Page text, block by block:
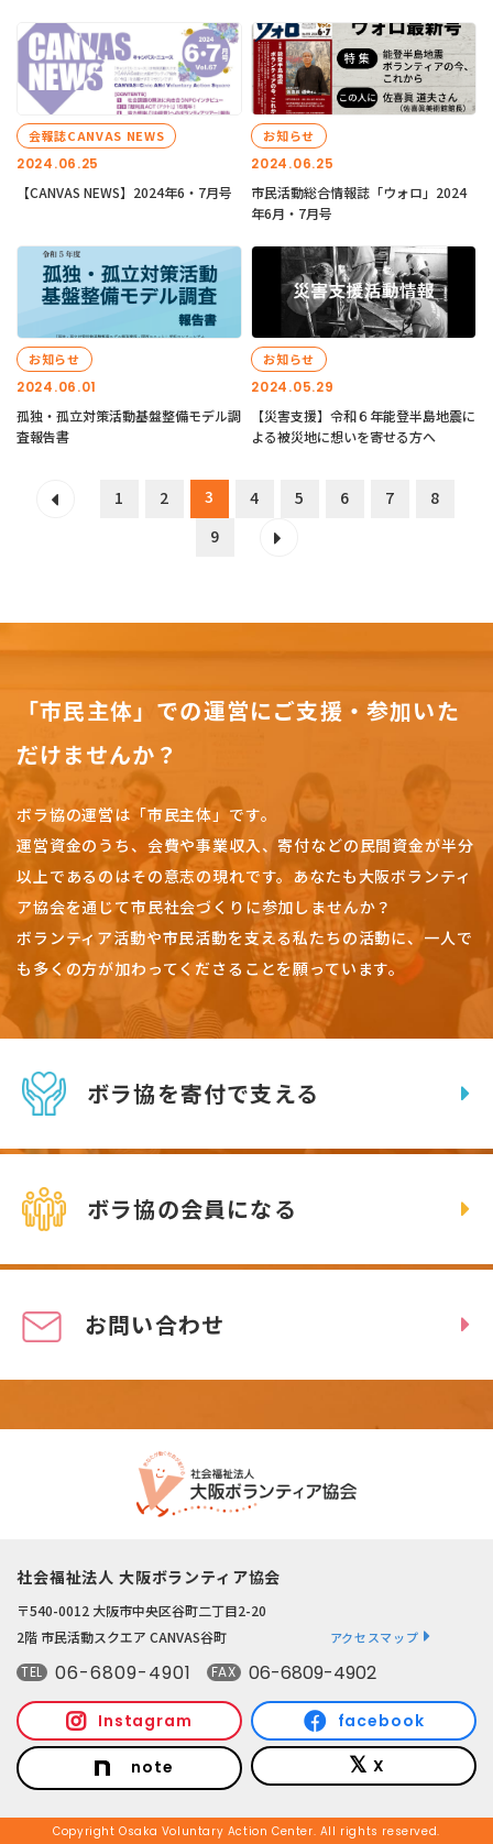
2024.06.25
会報誌CANVAS NEWS
【CANVAS NEWS】2024年6・7月号
2024.06.25
お知らせ
市民活動総合情報誌「ウォロ」2024
年6月・7月号
2024.06.01
お知らせ
孤独・孤立対策活動基盤整備モデル調
査報告書
2024.05.29
お知らせ
【災害支援】令和６年能登半島地震に
よる被災地に想いを寄せる方へ
1 2 3 4 5 6 7
8
9
「市民主体」での運営にご支援・参加いた
だけませんか？
ボラ協の運営は「市民主体」です。
運営資金のうち、会費や事業収入、寄付などの民間資金が半分
以上であるのはその意志の現れです。 あなたも大阪ボランティ
ア協会を通じて市民社会づくりに参加しませんか？
ボランティア活動や市民活動を支える私たちの活動に、一人で
も多くの方が加わってくださることを願っています。
ボラ協を寄付で支える
ボラ協の会員になる
お問い合わせ
社会福祉法人 大阪ボランティア協会
〒540-0012 大阪市中央区谷町二丁目2-20
2階 市民活動スクエア CANVAS谷町
アクセスマップ
TEL 06-6809-4901 FAX 06-6809-4902
Instagram facebook
note X
Copyright Osaka Voluntary Action Center. All rights reserved.